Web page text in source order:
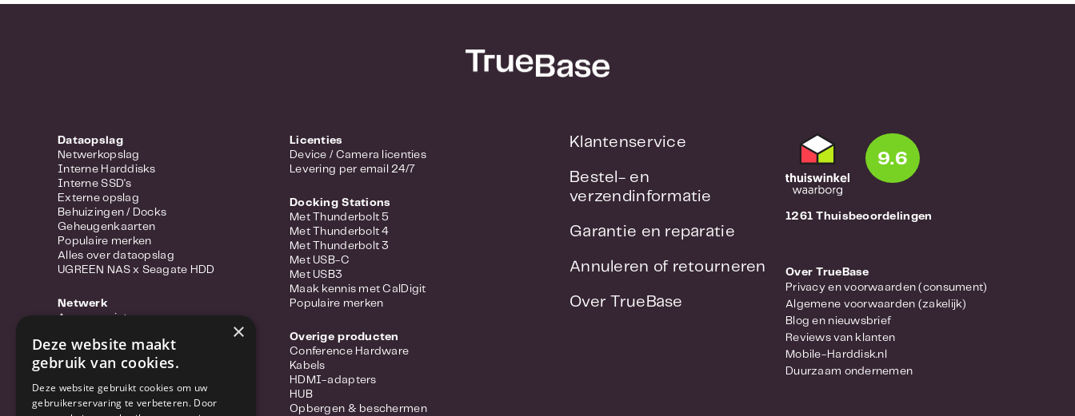
Dataopslag
Netwerkopslag
Interne Harddisks
Interne SSD's
Externe opslag
Behuizingen / Docks
Geheugenkaarten
Populaire merken
Alles over dataopslag
UGREEN NAS x Seagate HDD
Netwerk
Access points
Power-over-ethernet
Range extenders
Converter
Switches
Licenties
Device / Camera licenties
Levering per email 24/7
Docking Stations
Met Thunderbolt 5
Met Thunderbolt 4
Met Thunderbolt 3
Met USB-C
Met USB3
Maak kennis met CalDigit
Populaire merken
Overige producten
Conference Hardware
Kabels
HDMI-adapters
HUB
Opbergen & beschermen
Klantenservice
Bestel- en
verzendinformatie
Garantie en reparatie
Annuleren of retourneren
Over TrueBase
9.6
1261 Thuisbeoordelingen
Over TrueBase
Privacy en voorwaarden (consument)
Algemene voorwaarden (zakelijk)
Blog en nieuwsbrief
Reviews van klanten
Mobile-Harddisk.nl
Duurzaam ondernemen
×
Deze website maakt
gebruik van cookies.
Deze website gebruikt cookies om uw
gebruikerservaring te verbeteren. Door